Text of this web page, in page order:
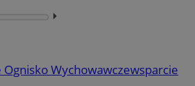
⏵︎
Wychowawczewsparcie